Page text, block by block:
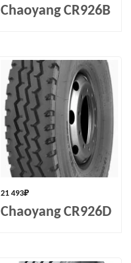
Chaoyang CR926B
21 493₽
Chaoyang CR926D